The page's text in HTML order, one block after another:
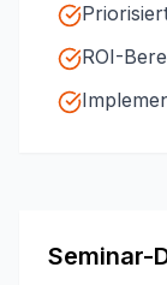
ROI-
Seminar-